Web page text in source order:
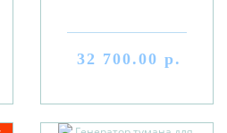
32 700.00 р.